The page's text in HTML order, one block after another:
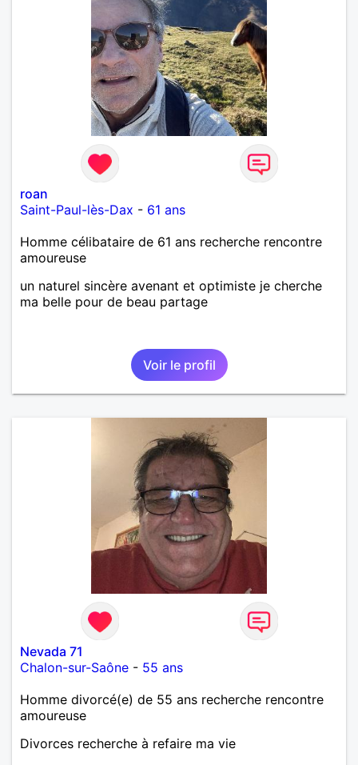
roan
Saint-Paul-lès-Dax - 61 ans
Homme célibataire de 61 ans recherche rencontre
amoureuse
un naturel sincère avenant et optimiste je cherche
ma belle pour de beau partage
Voir le profil
Nevada 71
Chalon-sur-Saône - 55 ans
Homme divorcé(e) de 55 ans recherche rencontre
amoureuse
Divorces recherche à refaire ma vie